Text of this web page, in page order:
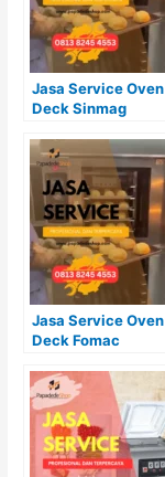
Jasa Service Oven
Deck Sinmag
Jasa Service Oven
Deck Fomac